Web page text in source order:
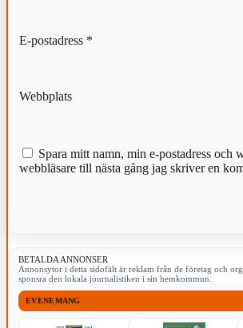
E-postadress *
Webbplats
Spara mitt namn, min e-postadress och
webbläsare till nästa gång jag skriver en
BETALDA ANNONSER
Annonsytor i detta sidofält är reklam från de företag och
sponsra den lokala journalistiken i sin hemkommun.
EVENEMANG